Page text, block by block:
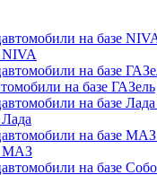
NIVA
на базе ГАЗель
Лада
МАЗ